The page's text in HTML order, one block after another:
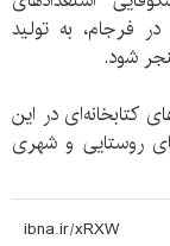
فرجام، به تولید
شود.
کتابخانه‌ای در این
روستایی و شهری